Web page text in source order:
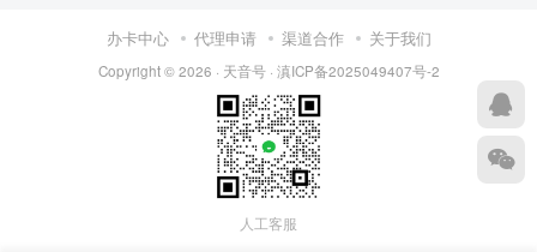
办卡中心 代理申请 渠道合作 关于我们
Copyright © 2026 · 天音号· 滇ICP备2025049407号-2
人工客服